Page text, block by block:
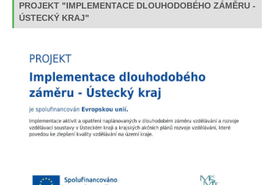
PROJEKT "IMPLEMENTACE DLOUHODOBÉHO ZÁMĚRU -
ÚSTECKÝ KRAJ"